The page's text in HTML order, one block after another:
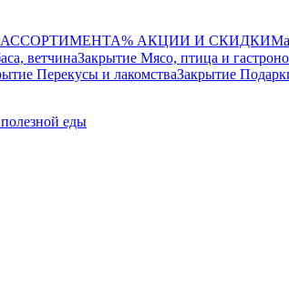
% АКЦИИ И СКИДКИ
ветчинаЗакрытие Мясо, птица и
Перекусы и лакомстваЗакрытие